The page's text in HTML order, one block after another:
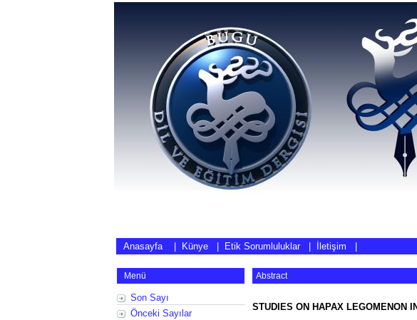
Anasayfa| Künye Etik Sorumluluklar İletişim
Menü
Son Sayı
Önceki Sayılar
Abstract
STUDIES ON HAPAX LEGOMENON